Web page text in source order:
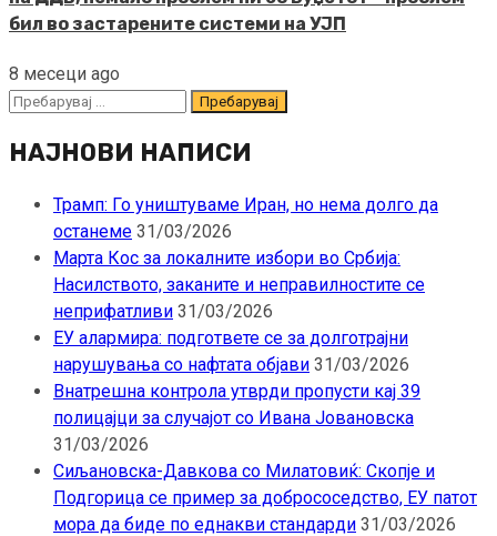
бил во застарените системи на УЈП
8 месеци ago
Пребарувај
НАЈНОВИ НАПИСИ
Трамп: Го уништуваме Иран, но нема долго да
останеме 31/03/2026
Марта Кос за локалните избори во Србија:
Насилството, заканите и неправилностите се
неприфатливи 31/03/2026
ЕУ алармира: подгответе се за долготрајни
нарушувања со нафтата објави 31/03/2026
Внатрешна контрола утврди пропусти кај 39
полицајци за случајот со Ивана Јовановска
31/03/2026
Сиљановска-Давкова со Милатовиќ: Скопје и
Подгорица се пример за добрососедство, ЕУ патот
мора да биде по еднакви стандарди 31/03/2026